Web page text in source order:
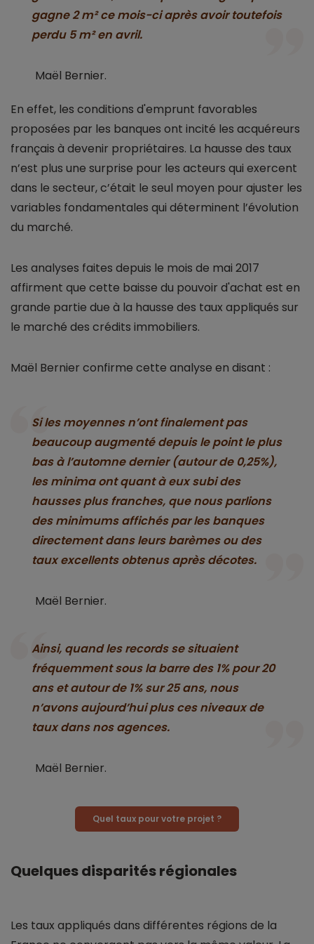
gagne 2 m² ce mois-ci après avoir toutefois
perdu 5 m² en avril.
Maël Bernier.
En effet, les conditions d'emprunt favorables
proposées par les banques ont incité les acquéreurs
français à devenir propriétaires. La hausse des taux
n’est plus une surprise pour les acteurs qui exercent
dans le secteur, c’était le seul moyen pour ajuster les
variables fondamentales qui déterminent l’évolution
du marché.
Les analyses faites depuis le mois de mai 2017
affirment que cette baisse du pouvoir d'achat est en
grande partie due à la hausse des taux appliqués sur
le marché des crédits immobiliers.
Maël Bernier confirme cette analyse en disant :
Si les moyennes n’ont finalement pas
beaucoup augmenté depuis le point le plus
bas à l’automne dernier (autour de 0,25%),
les minima ont quant à eux subi des
hausses plus franches, que nous parlions
des minimums affichés par les banques
directement dans leurs barèmes ou des
taux excellents obtenus après décotes.
Maël Bernier.
Ainsi, quand les records se situaient
fréquemment sous la barre des 1% pour 20
ans et autour de 1% sur 25 ans, nous
n’avons aujourd’hui plus ces niveaux de
taux dans nos agences.
Maël Bernier.
Quel taux pour votre projet ?
Quelques disparités régionales
Les taux appliqués dans différentes régions de la